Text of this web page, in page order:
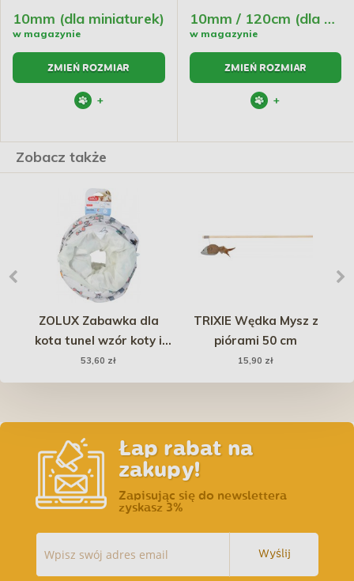
10mm (dla miniaturek)
w magazynie
ZMIEŃ ROZMIAR
+
10mm / 120cm (dla miniaturek)
w magazynie
ZMIEŃ ROZMIAR
+
Zobacz także
ZOLUX Zabawka dla
kota tunel wzór koty i
myszy Chatouille 100cm
53,60 zł
TRIXIE Wędka Mysz z
piórami 50 cm
15,90 zł
Łap rabat na
zakupy!
Zapisując się do newslettera
zyskasz 3%
Wyślij